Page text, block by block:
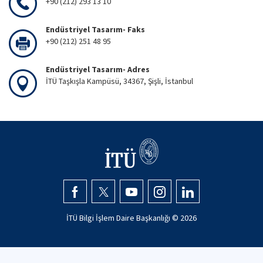
Endüstriyel Tasarım- Faks
+90 (212) 251 48 95
Endüstriyel Tasarım- Adres
İTÜ Taşkışla Kampüsü, 34367, Şişli, İstanbul
İTÜ Bilgi İşlem Daire Başkanlığı © 2026